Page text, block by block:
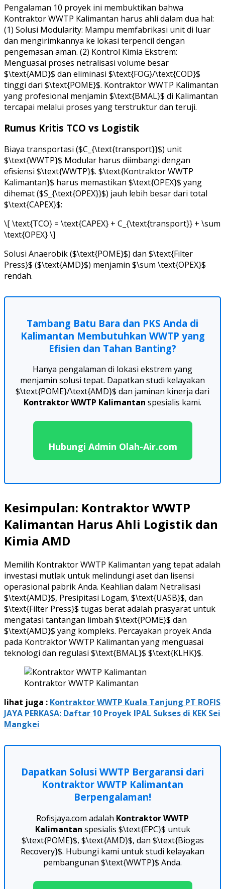
Pengalaman 10 proyek ini membuktikan bahwa
Kontraktor WWTP Kalimantan harus ahli dalam dua hal:
(1) Solusi Modularity: Mampu memfabrikasi unit di luar
dan mengirimkannya ke lokasi terpencil dengan
pengemasan aman. (2) Kontrol Kimia Ekstrem:
Menguasai proses netralisasi volume besar
$\text{AMD}$ dan eliminasi $\text{FOG}/\text{COD}$
tinggi dari $\text{POME}$. Kontraktor WWTP Kalimantan
yang profesional menjamin $\text{BMAL}$ di Kalimantan
tercapai melalui proses yang terstruktur dan teruji.
Rumus Kritis TCO vs Logistik
Biaya transportasi ($C_{\text{transport}}$) unit
$\text{WWTP}$ Modular harus diimbangi dengan
efisiensi $\text{WWTP}$. $\text{Kontraktor WWTP
Kalimantan}$ harus memastikan $\text{OPEX}$ yang
dihemat ($S_{\text{OPEX}}$) jauh lebih besar dari total
$\text{CAPEX}$:
\[ \text{TCO} = \text{CAPEX} + C_{\text{transport}} + \sum
\text{OPEX} \]
Solusi Anaerobik ($\text{POME}$) dan $\text{Filter
Press}$ ($\text{AMD}$) menjamin $\sum \text{OPEX}$
rendah.
Tambang Batu Bara dan PKS Anda di
Kalimantan Membutuhkan WWTP yang
Efisien dan Tahan Banting?
Hanya pengalaman di lokasi ekstrem yang
menjamin solusi tepat. Dapatkan studi kelayakan
$\text{POME}/\text{AMD}$ dan jaminan kinerja dari
Kontraktor WWTP Kalimantan spesialis kami.
Hubungi Admin Olah-Air.com
Kesimpulan: Kontraktor WWTP
Kalimantan Harus Ahli Logistik dan
Kimia AMD
Memilih Kontraktor WWTP Kalimantan yang tepat adalah
investasi mutlak untuk melindungi aset dan lisensi
operasional pabrik Anda. Keahlian dalam Netralisasi
$\text{AMD}$, Presipitasi Logam, $\text{UASB}$, dan
$\text{Filter Press}$ tugas berat adalah prasyarat untuk
mengatasi tantangan limbah $\text{POME}$ dan
$\text{AMD}$ yang kompleks. Percayakan proyek Anda
pada Kontraktor WWTP Kalimantan yang menguasai
teknologi dan regulasi $\text{BMAL}$ $\text{KLHK}$.
Kontraktor WWTP Kalimantan
lihat juga : Kontraktor WWTP Kuala Tanjung PT ROFIS
JAYA PERKASA: Daftar 10 Proyek IPAL Sukses di KEK Sei
Mangkei
Dapatkan Solusi WWTP Bergaransi dari
Kontraktor WWTP Kalimantan
Berpengalaman!
Rofisjaya.com adalah Kontraktor WWTP
Kalimantan spesialis $\text{EPC}$ untuk
$\text{POME}$, $\text{AMD}$, dan $\text{Biogas
Recovery}$. Hubungi kami untuk studi kelayakan
pembangunan $\text{WWTP}$ Anda.